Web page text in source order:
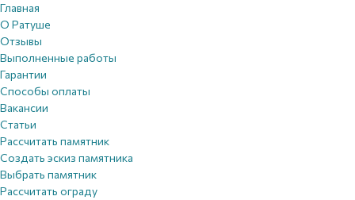
Главная
О Ратуше
Отзывы
Выполненные работы
Гарантии
Способы оплаты
Вакансии
Статьи
Рассчитать памятник
Создать эскиз памятника
Выбрать памятник
Рассчитать ограду